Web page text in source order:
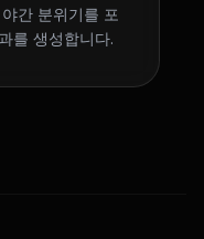
간 분위기를 포
를 생성합니다.